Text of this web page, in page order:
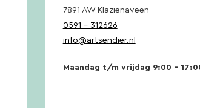
7891 AW Klazienaveen
0591 – 312626
info@artsendier.nl
Maandag t/m vrijdag 9:00 –